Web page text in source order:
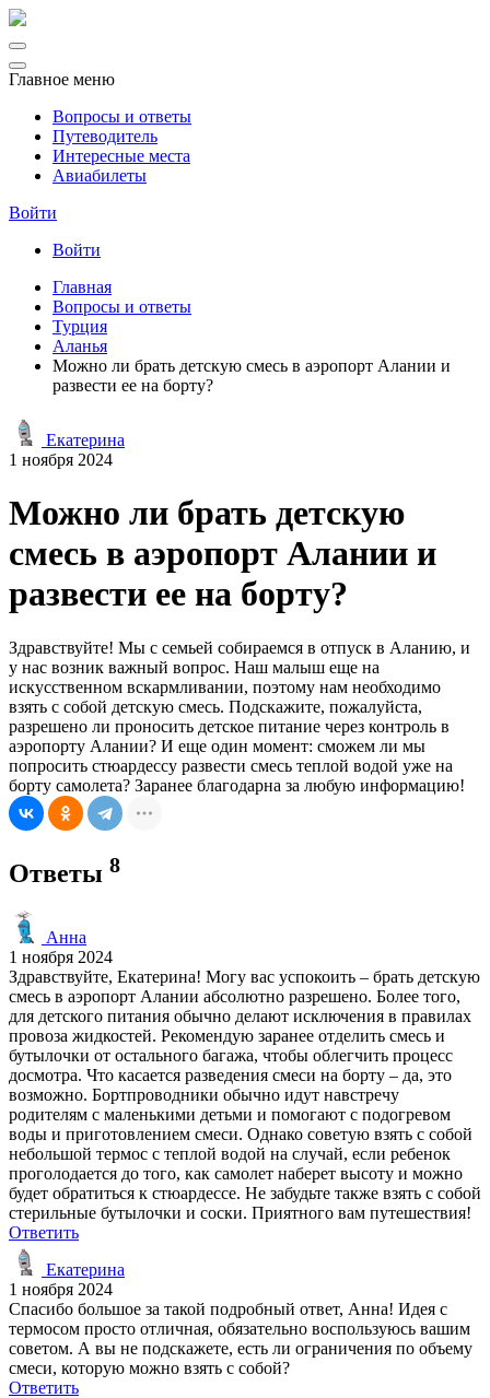
Главное меню
Вопросы и ответы
Путеводитель
Интересные места
Авиабилеты
Войти
Войти
Главная
Вопросы и ответы
Турция
Аланья
Можно ли брать детскую смесь в аэропорт Алании и
развести ее на борту?
Екатерина
1 ноября 2024
Можно ли брать детскую
смесь в аэропорт Алании и
развести ее на борту?
Здравствуйте! Мы с семьей собираемся в отпуск в Аланию, и
у нас возник важный вопрос. Наш малыш еще на
искусственном вскармливании, поэтому нам необходимо
взять с собой детскую смесь. Подскажите, пожалуйста,
разрешено ли проносить детское питание через контроль в
аэропорту Алании? И еще один момент: сможем ли мы
попросить стюардессу развести смесь теплой водой уже на
борту самолета? Заранее благодарна за любую информацию!
Ответы 8
Анна
1 ноября 2024
Здравствуйте, Екатерина! Могу вас успокоить – брать детскую
смесь в аэропорт Алании абсолютно разрешено. Более того,
для детского питания обычно делают исключения в правилах
провоза жидкостей. Рекомендую заранее отделить смесь и
бутылочки от остального багажа, чтобы облегчить процесс
досмотра. Что касается разведения смеси на борту – да, это
возможно. Бортпроводники обычно идут навстречу
родителям с маленькими детьми и помогают с подогревом
воды и приготовлением смеси. Однако советую взять с собой
небольшой термос с теплой водой на случай, если ребенок
проголодается до того, как самолет наберет высоту и можно
будет обратиться к стюардессе. Не забудьте также взять с собой
стерильные бутылочки и соски. Приятного вам путешествия!
Ответить
Екатерина
1 ноября 2024
Спасибо большое за такой подробный ответ, Анна! Идея с
термосом просто отличная, обязательно воспользуюсь вашим
советом. А вы не подскажете, есть ли ограничения по объему
смеси, которую можно взять с собой?
Ответить